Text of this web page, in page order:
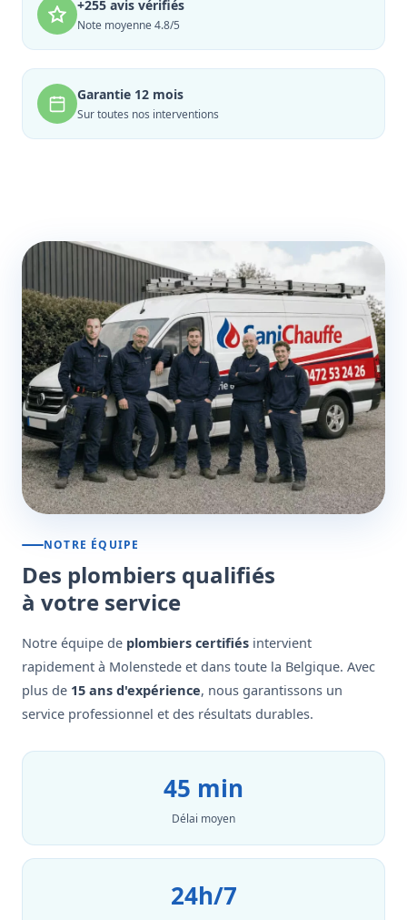
+255 avis vérifiés
Note moyenne 4.8/5
Garantie 12 mois
Sur toutes nos interventions
NOTRE ÉQUIPE
Des plombiers qualifiés
à votre service
Notre équipe de plombiers certifiés intervient
rapidement à Molenstede et dans toute la Belgique. Avec
plus de 15 ans d'expérience, nous garantissons un
service professionnel et des résultats durables.
45 min
Délai moyen
24h/7